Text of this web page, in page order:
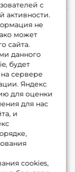
с
активности.
не
может
сайта.
данного
будет
сервере
Яндекс
для оценки
для нас
и
cookies,